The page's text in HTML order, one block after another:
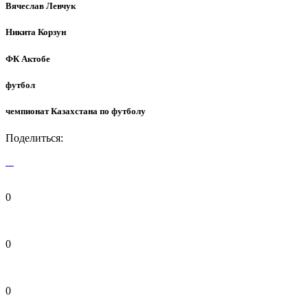
Вячеслав Левчук
Никита Корзун
ФК Актобе
футбол
чемпионат Казахстана по футболу
Поделиться:
0
0
0